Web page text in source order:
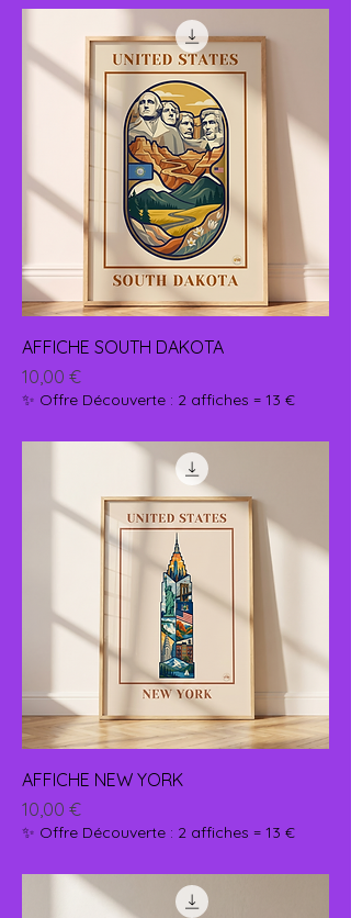
AFFICHE SOUTH DAKOTA
Prix
10,00 €
✨ Offre Découverte : 2 affiches = 13 €
AFFICHE NEW YORK
Prix
10,00 €
✨ Offre Découverte : 2 affiches = 13 €